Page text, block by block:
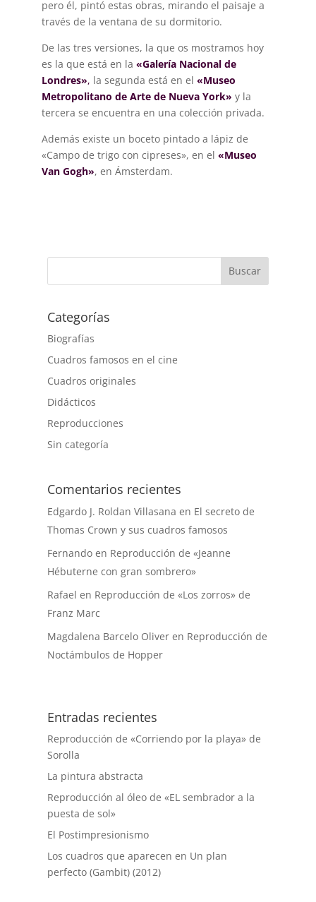
pero él, pintó estas obras, mirando el paisaje a
través de la ventana de su dormitorio.
De las tres versiones, la que os mostramos hoy
es la que está en la «Galería Nacional de
Londres», la segunda está en el «Museo
Metropolitano de Arte de Nueva York» y la
tercera se encuentra en una colección privada.
Además existe un boceto pintado a lápiz de
«Campo de trigo con cipreses», en el «Museo
Van Gogh», en Ámsterdam.
Buscar
Categorías
Biografías
Cuadros famosos en el cine
Cuadros originales
Didácticos
Reproducciones
Sin categoría
Comentarios recientes
Edgardo J. Roldan Villasana en El secreto de
Thomas Crown y sus cuadros famosos
Fernando en Reproducción de «Jeanne
Hébuterne con gran sombrero»
Rafael en Reproducción de «Los zorros» de
Franz Marc
Magdalena Barcelo Oliver en Reproducción de
Noctámbulos de Hopper
Entradas recientes
Reproducción de «Corriendo por la playa» de
Sorolla
La pintura abstracta
Reproducción al óleo de «EL sembrador a la
puesta de sol»
El Postimpresionismo
Los cuadros que aparecen en Un plan
perfecto (Gambit) (2012)